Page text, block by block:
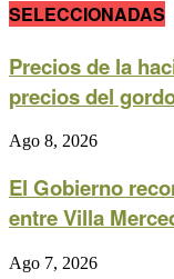
SELECCIONADAS
Precios de la
precios del
Ago 8, 2026
El Gobierno
entre Villa
Ago 7, 2026